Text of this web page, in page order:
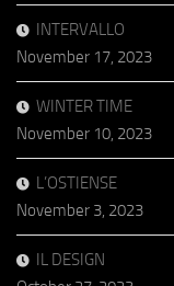
INTERVALLO
November 17, 2023
WINTER TIME
November 10, 2023
L’OSTIENSE
November 3, 2023
IL DESIGN